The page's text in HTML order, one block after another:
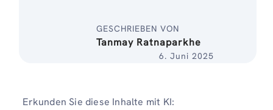
GESCHRIEBEN VON
Tanmay Ratnaparkhe
6. Juni 2025
Erkunden Sie diese Inhalte mit KI: